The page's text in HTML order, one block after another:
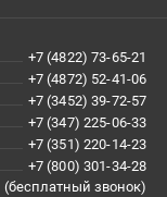
+7 (4822) 73-65-21
+7 (4872) 52-41-06
+7 (3452) 39-72-57
+7 (347) 225-06-33
+7 (351) 220-14-23
+7 (800) 301-34-28
(бесплатный звонок)